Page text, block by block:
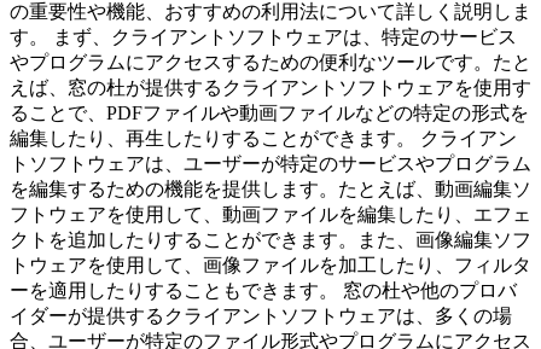
の重要性や機能、おすすめの利用法について詳しく説明しま
す。 まず、クライアントソフトウェアは、特定のサービス
やプログラムにアクセスするための便利なツールです。たと
えば、窓の杜が提供するクライアントソフトウェアを使用す
ることで、PDFファイルや動画ファイルなどの特定の形式を
編集したり、再生したりすることができます。 クライアン
トソフトウェアは、ユーザーが特定のサービスやプログラム
を編集するための機能を提供します。たとえば、動画編集ソ
フトウェアを使用して、動画ファイルを編集したり、エフェ
クトを追加したりすることができます。また、画像編集ソフ
トウェアを使用して、画像ファイルを加工したり、フィルタ
ーを適用したりすることもできます。 窓の杜や他のプロバ
イダーが提供するクライアントソフトウェアは、多くの場
合、ユーザーが特定のファイル形式やプログラムにアクセス